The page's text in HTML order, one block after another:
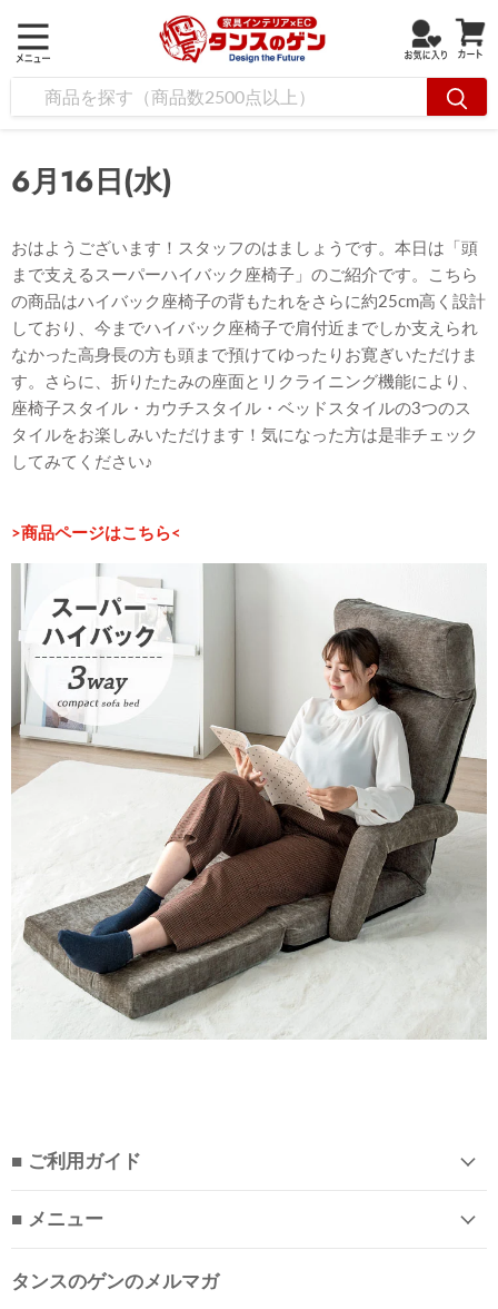
6月16日(水)
おはようございます！スタッフのはましょうです。本日は「頭
まで支えるスーパーハイバック座椅子」のご紹介です。こちら
の商品はハイバック座椅子の背もたれをさらに約25cm高く設計
しており、今までハイバック座椅子で肩付近までしか支えられ
なかった高身長の方も頭まで預けてゆったりお寛ぎいただけま
す。さらに、折りたたみの座面とリクライニング機能により、
座椅子スタイル・カウチスタイル・ベッドスタイルの3つのス
タイルをお楽しみいただけます！気になった方は是非チェック
してみてください♪
>商品ページはこちら<
■ ご利用ガイド
■ メニュー
タンスのゲンのメルマガ